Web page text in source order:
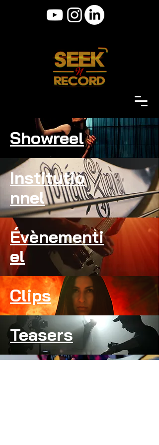
Showreel
Institutio
nnel
Évènementi
el
Clips
Teasers